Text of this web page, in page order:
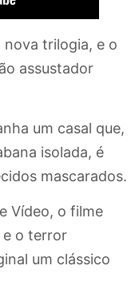
trilogia, e o
assustador
um casal que,
isolada, é
mascarados.
Vídeo, o filme
e o terror
um clássico